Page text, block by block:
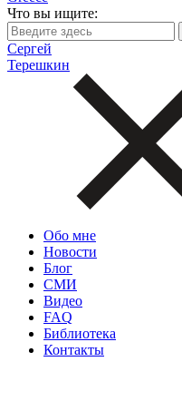
Что вы ищите:
Сергей
Терешкин
Обо мне
Новости
Блог
СМИ
Видео
FAQ
Библиотека
Контакты